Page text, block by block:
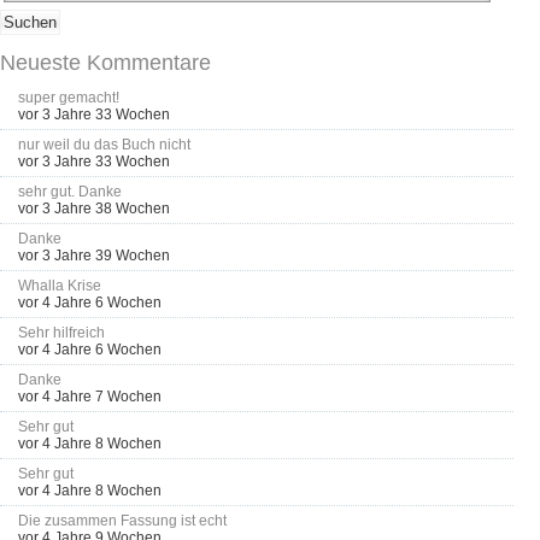
Neueste Kommentare
super gemacht!
vor 3 Jahre 33 Wochen
nur weil du das Buch nicht
vor 3 Jahre 33 Wochen
sehr gut. Danke
vor 3 Jahre 38 Wochen
Danke
vor 3 Jahre 39 Wochen
Whalla Krise
vor 4 Jahre 6 Wochen
Sehr hilfreich
vor 4 Jahre 6 Wochen
Danke
vor 4 Jahre 7 Wochen
Sehr gut
vor 4 Jahre 8 Wochen
Sehr gut
vor 4 Jahre 8 Wochen
Die zusammen Fassung ist echt